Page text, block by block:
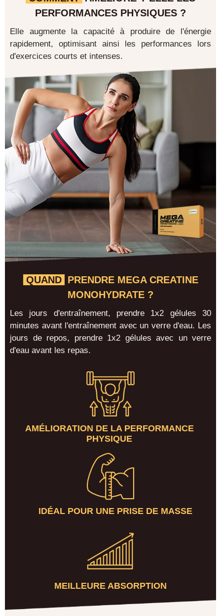
PERFORMANCES PHYSIQUES ?
Elle augmente la capacité à produire de l'énergie
rapidement, optimisant ainsi les performances lors
d'exercices courts et intenses.
QUAND PRENDRE MEGA CREATINE
MONOHYDRATE ?
Les jours d'entraînement, prendre 1x2 gélules 30
minutes avant l'entraînement avec un verre d'eau. Les
jours de repos, prendre 1x2 gélules avec un verre
d'eau avant les repas.
AMÉLIORATION DE LA PERFORMANCE
PHYSIQUE
IDÉAL POUR UNE PRISE DE MASSE
MEILLEURE ABSORPTION